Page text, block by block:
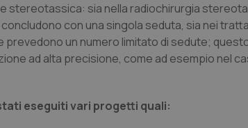
stereotassica: sia nella radiochirurgia
con una singola seduta, sia nei
un numero limitato di sedute;
ad alta precisione, come ad esempio nel
eseguiti vari progetti quali: